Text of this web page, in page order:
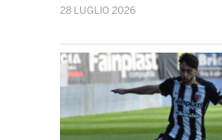
28 LUGLIO 2026